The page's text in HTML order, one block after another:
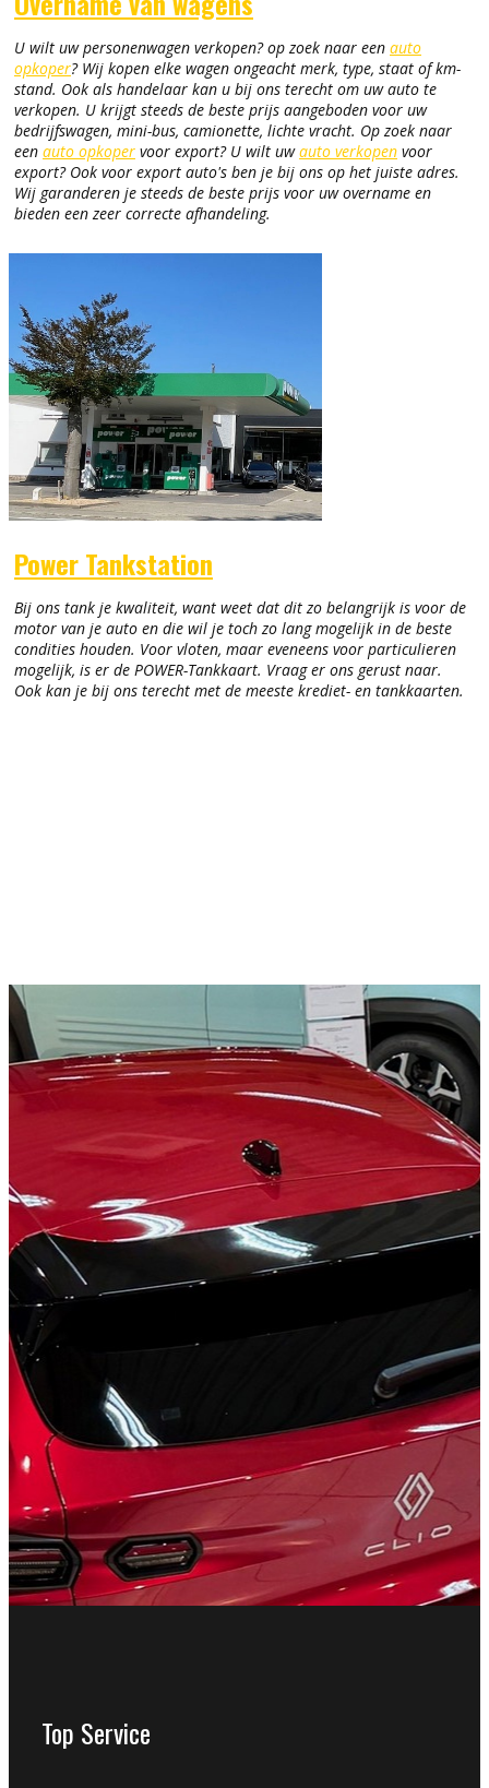
U wilt uw personenwagen verkopen? op zoek naar een auto
opkoper? Wij kopen elke wagen ongeacht merk, type, staat of km-
stand. Ook als handelaar kan u bij ons terecht om uw auto te
verkopen. U krijgt steeds de beste prijs aangeboden voor uw
bedrijfswagen, mini-bus, camionette, lichte vracht. Op zoek naar
een auto opkoper voor export? U wilt uwauto verkopen voor
export? Ook voor export auto's ben je bij ons op het juiste adres.
Wij garanderen je steeds de beste prijs voor uw overname en
bieden een zeer correcte afhandeling.
Power Tankstation
Bij ons tank je kwaliteit, want weet dat dit zo belangrijk is voor de
motor van je auto en die wil je toch zo lang mogelijk in de beste
condities houden. Voor vloten, maar eveneens voor particulieren
mogelijk, is er de POWER-Tankkaart. Vraag er ons gerust naar.
Ook kan je bij ons terecht met de meeste krediet- en tankkaarten.
Top Service